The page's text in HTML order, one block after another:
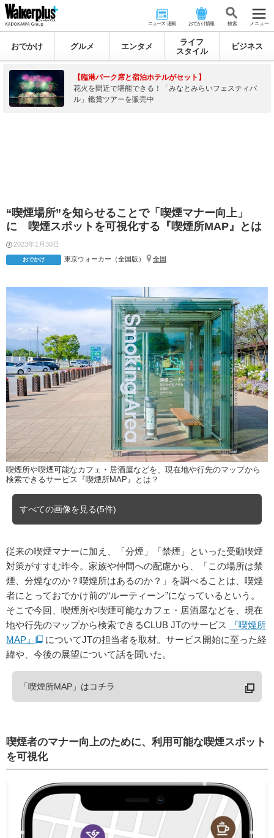
ニュース･連載 おでかけ情報 検 索 メニュー
おでかけ グルメ エンタメ
ライフ
スタイル
ビジネス
【臨港パーク席と宿泊ホテルがセット】
花火を間近で堪能できる！「みなとみらいフェスティバ
ル」鑑賞ツアーを販売中
“喫煙場所”を知らせることで「喫煙マナー向上」
に 喫煙スポットを可視化する『喫煙所MAP』とは
2023年1月30日
おでかけ 東京ウォーカー（全国版） 全国
喫煙所や喫煙可能なカフェ・居酒屋などを、現在地や行先のマップから
検索できるサービス『喫煙所MAP』とは？
すべての画像を見る(5件)
従来の喫煙マナーに加え、「分煙」「禁煙」といった受動喫煙
対策がすすむ昨今。家族や仲間への配慮から、「この場所は禁
煙、分煙なのか？喫煙所はあるのか？」を調べることは、喫煙
者にとっておでかけ前の“ルーティーン”になっているという。
そこで今回、喫煙所や喫煙可能なカフェ・居酒屋などを、現在
地や行先のマップから検索できるCLUB JTのサービス
『喫煙所
MAP』
についてJTの担当者を取材。サービス開始に至った経
緯や、今後の展望について話を聞いた。
「喫煙所MAP」はコチラ
喫煙者のマナー向上のために、利用可能な喫煙スポット
を可視化